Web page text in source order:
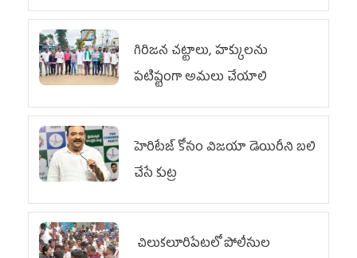
లేదు
గిరిజన చట్టాలు, హక్కులను
పటిష్టంగా అమలు చేయాలి
హెరిటేజ్ కోసం విజయా డెయిరీని బలి
చేసే కుట్ర‌
చిలుక‌లూరిపేట‌లో పోలీసుల